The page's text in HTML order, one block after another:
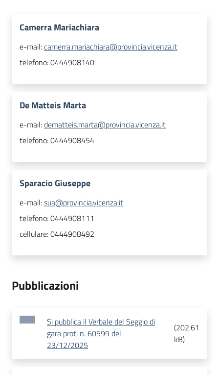
Camerra Mariachiara
e-mail:camerra.mariachiara@provincia.vicenza.it
telefono:0444908140
De Matteis Marta
e-mail:dematteis.marta@provincia.vicenza.it
telefono:0444908454
Sparacio Giuseppe
e-mail:sua@provincia.vicenza.it
telefono:0444908111
cellulare:0444908492
Pubblicazioni
Si pubblica il Verbale del Seggio di
gara prot. n. 60599 del
23/12/2025
(202.61
kB)